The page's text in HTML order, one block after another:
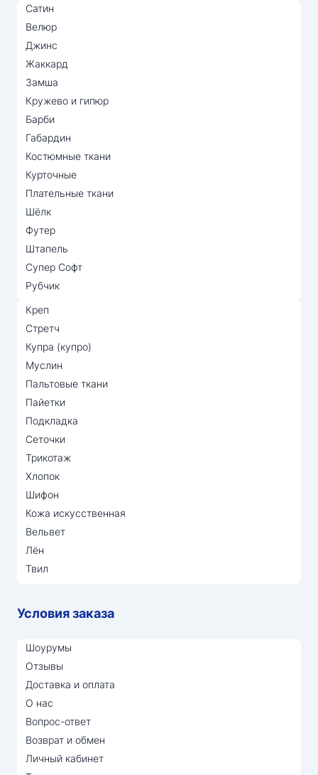
Сатин
Велюр
Джинс
Жаккард
Замша
Кружево и гипюр
Барби
Габардин
Костюмные ткани
Курточные
Плательные ткани
Шёлк
Футер
Штапель
Супер Софт
Рубчик
Креп
Стретч
Купра (купро)
Муслин
Пальтовые ткани
Пайетки
Подкладка
Сеточки
Трикотаж
Хлопок
Шифон
Кожа искусственная
Вельвет
Лён
Твил
Условия заказа
Шоурумы
Отзывы
Доставка и оплата
О нас
Вопрос-ответ
Возврат и обмен
Личный кабинет